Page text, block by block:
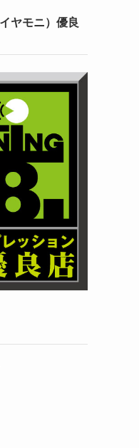
ヤモニ）優良